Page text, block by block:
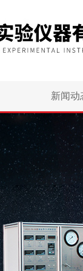
新闻动